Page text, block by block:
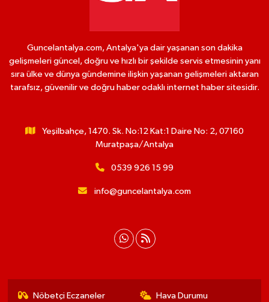
Guncelantalya.com, Antalya'ya dair yaşanan son dakika
gelişmeleri güncel, doğru ve hızlı bir şekilde servis etmesinin yanı
sıra ülke ve dünya gündemine ilişkin yaşanan gelişmeleri aktaran
tarafsız, güvenilir ve doğru haber odaklı internet haber sitesidir.
Yeşilbahçe, 1470. Sk. No:12 Kat:1 Daire No: 2, 07160
Muratpaşa/Antalya
0539 926 15 99
info@guncelantalya.com
Nöbetçi Eczaneler Hava Durumu